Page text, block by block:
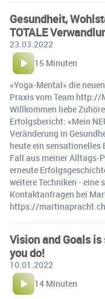
Gesundheit,
TOTALE
23.03.2022
15 Minuten
«Yoga-Mental» die
Praxis vom Team http://
Willkommen liebe
Erfolgsbericht: «Mein
Veränderung in
heute ein sensationelles
Fall aus meiner Alltags-
erneute
weitere Techniken - eine
Kontaktanfragen bei
https://
Vision and Goals
you do!
10.01.2022
14 Minuten